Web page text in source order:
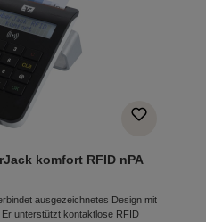
komfort RFID nPA
ausgezeichnetes Design mit
unterstützt kontaktlose RFID